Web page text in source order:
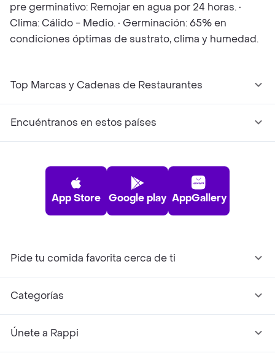
pre germinativo: Remojar en agua por 24 horas. •
Clima: Cálido - Medio. • Germinación: 65% en
condiciones óptimas de sustrato, clima y humedad.
Top Marcas y Cadenas de Restaurantes
Encuéntranos en estos países
App Store Google play AppGallery
Pide tu comida favorita cerca de ti
Categorías
Únete a Rappi